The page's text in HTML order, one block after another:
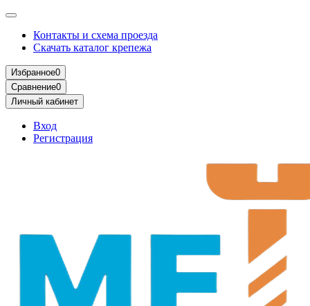
Контакты и схема проезда
Скачать каталог крепежа
Избранное0
Сравнение0
Личный кабинет
Вход
Регистрация